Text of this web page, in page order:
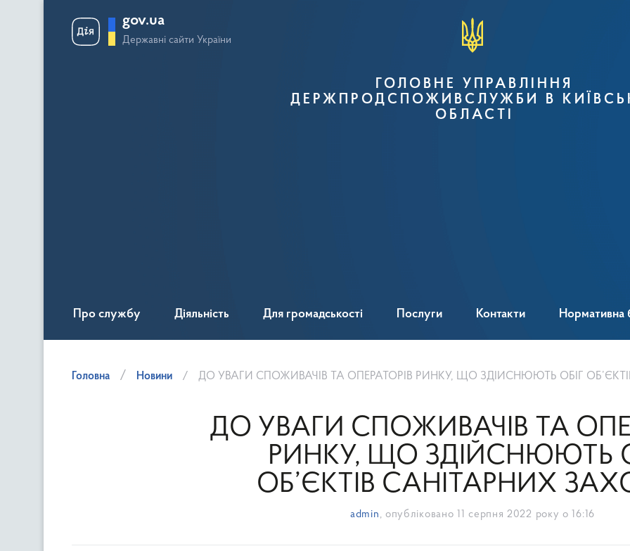
gov.ua
Державні сайти України
ГОЛОВНЕ УПРАВЛІННЯ
ДЕРЖПРОДСПОЖИВСЛУЖБИ В
ОБЛАСТІ
Про службу Діяльність Для громадськості Послуги Контакти Нормативна
Головна Новини ДО УВАГИ СПОЖИВАЧІВ ТА ОПЕРАТОРІВ РИНКУ, ЩО ЗДІЙСНЮЮТЬ ОБІГ ОБ’ЄКТІВ
ДО УВАГИ СПОЖИВАЧІВ ТА
РИНКУ, ЩО ЗДІЙСНЮЮТЬ
ОБ’ЄКТІВ САНІТАРНИХ
admin , опубліковано 11 серпня 2022 року о 16:16